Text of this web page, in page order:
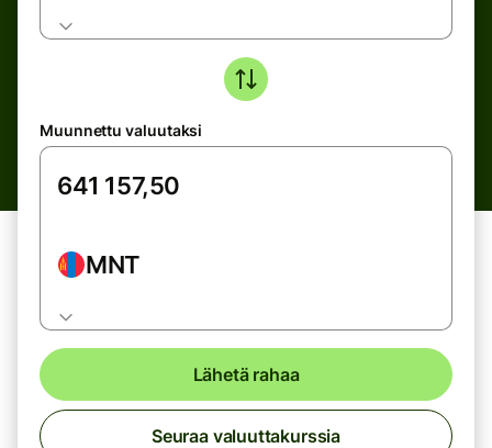
Muunnettu valuutaksi
MNT
Lähetä rahaa
Seuraa valuuttakurssia